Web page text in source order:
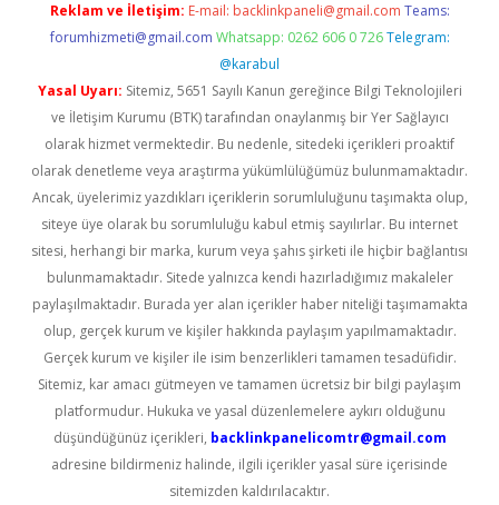
Reklam ve İletişim: E-mail: backlinkpaneli@gmail.com Teams:
forumhizmeti@gmail.com Whatsapp: 0262 606 0 726 Telegram:
@karabul
Yasal Uyarı: Sitemiz, 5651 Sayılı Kanun gereğince Bilgi Teknolojileri
ve İletişim Kurumu (BTK) tarafından onaylanmış bir Yer Sağlayıcı
olarak hizmet vermektedir. Bu nedenle, sitedeki içerikleri proaktif
olarak denetleme veya araştırma yükümlülüğümüz bulunmamaktadır.
Ancak, üyelerimiz yazdıkları içeriklerin sorumluluğunu taşımakta olup,
siteye üye olarak bu sorumluluğu kabul etmiş sayılırlar. Bu internet
sitesi, herhangi bir marka, kurum veya şahıs şirketi ile hiçbir bağlantısı
bulunmamaktadır. Sitede yalnızca kendi hazırladığımız makaleler
paylaşılmaktadır. Burada yer alan içerikler haber niteliği taşımamakta
olup, gerçek kurum ve kişiler hakkında paylaşım yapılmamaktadır.
Gerçek kurum ve kişiler ile isim benzerlikleri tamamen tesadüfidir.
Sitemiz, kar amacı gütmeyen ve tamamen ücretsiz bir bilgi paylaşım
platformudur. Hukuka ve yasal düzenlemelere aykırı olduğunu
düşündüğünüz içerikleri, backlinkpanelicomtr@gmail.com
adresine bildirmeniz halinde, ilgili içerikler yasal süre içerisinde
sitemizden kaldırılacaktır.